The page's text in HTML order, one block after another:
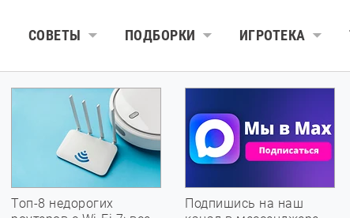
СОВЕТЫ ПОДБОРКИ ИГРОТЕКА
Топ-8 недорогих
Подпишись на наш